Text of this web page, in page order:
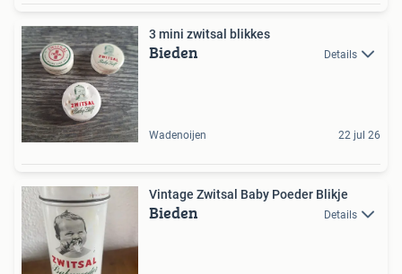
3 mini zwitsal blikkes
Bieden Details
Wadenoijen 22 jul 26
Vintage Zwitsal Baby Poeder Blikje
Bieden Details